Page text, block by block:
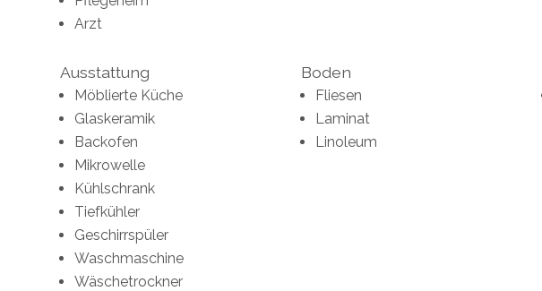
Arzt
Ausstattung
Möblierte Küche
Glaskeramik
Backofen
Mikrowelle
Kühlschrank
Tiefkühler
Geschirrspüler
Waschmaschine
Wäschetrockner
Boden
Fliesen
Laminat
Linoleum